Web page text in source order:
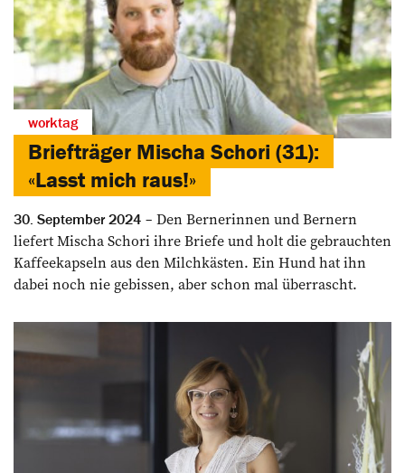
worktag
Briefträger Mischa Schori (31):
«Lasst mich raus!»
30. September 2024
Den Bernerinnen und Bernern
liefert Mischa Schori ihre Briefe und holt die gebrauchten
Kaffeekapseln aus den Milchkästen. Ein Hund hat ihn
dabei noch nie gebissen, aber schon mal überrascht.